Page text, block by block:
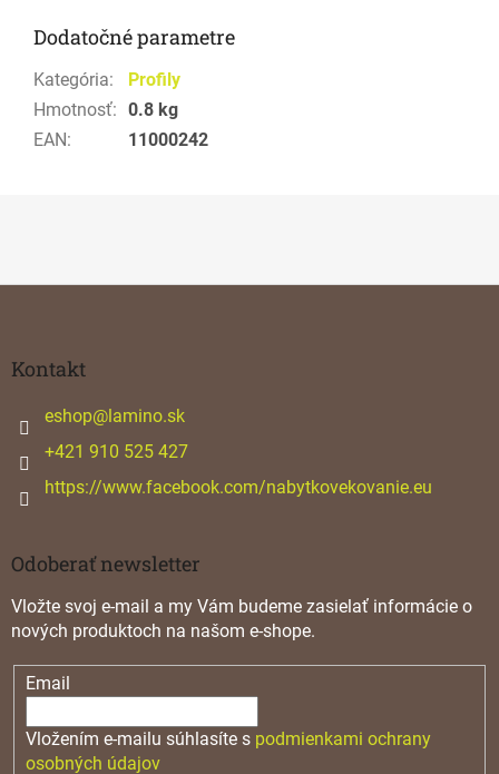
Dodatočné parametre
Kategória:
Profily
Hmotnosť: 0.8 kg
EAN: 11000242
Kontakt
eshop@lamino.sk
+421 910 525 427
https://www.facebook.com/nabytkovekovanie.eu
Odoberať newsletter
Vložte svoj e-mail a my Vám budeme zasielať informácie o
nových produktoch na našom e-shope.
Email
Vložením e-mailu súhlasíte s podmienkami ochrany
osobných údajov